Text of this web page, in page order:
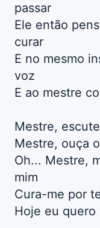
passar
Ele então
curar
E no mesmo
voz
E ao mestre
Mestre,
Mestre, ouça
Oh... Mestre,
mim
Cura-me por
Hoje eu quero